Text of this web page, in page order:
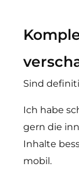
Sind
Ich habe
gern die
Inhalte
mobil.